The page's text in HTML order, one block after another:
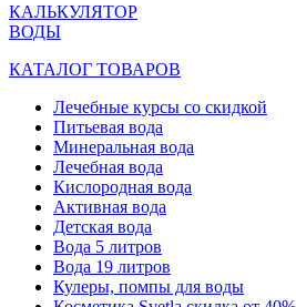
КАЛЬКУЛЯТОР
ВОДЫ
КАТАЛОГ ТОВАРОВ
Лечебные курсы со скидкой
Питьевая вода
Минеральная вода
Лечебная вода
Кислородная вода
Активная вода
Детская вода
Вода 5 литров
Вода 19 литров
Кулеры, помпы для воды